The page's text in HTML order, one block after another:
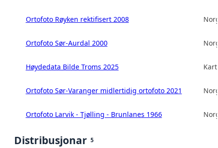
Ortofoto Røyken rektifisert 2008
Ortofoto Sør-Aurdal 2000
Høydedata Bilde Troms 2025
Ortofoto Sør-Varanger midlertidig ortofoto 2021
Ortofoto Larvik - Tjølling - Brunlanes 1966
Distribusjonar 5